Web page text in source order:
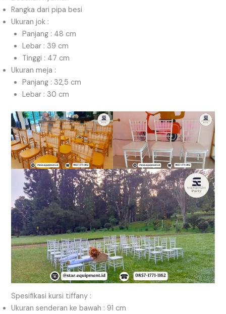
Rangka dari pipa besi
Ukuran jok :
Panjang : 48 cm
Lebar : 39 cm
Tinggi : 47 cm
Ukuran meja :
Panjang : 32,5 cm
Lebar : 30 cm
Spesifikasi kursi tiffany :
Ukuran senderan ke bawah : 91 cm